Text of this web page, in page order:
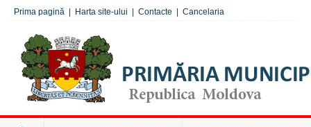
Prima pagină Harta site-ului Contacte Cancelaria